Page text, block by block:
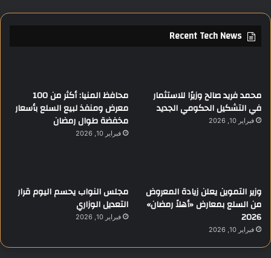
Recent Tech News
محمد فريد صالح وزيرًا للاستثمار
في التشكيل الحكومي الجديد
فبراير 10, 2026
محافظ المنيا: أكثر من 100
معرض ومنفذ لبيع السلع بأسعار
مخفضة طوال رمضان
فبراير 10, 2026
وزير التموين يعلن زيادة المعروض
من السلع بمعارض «أهلاً رمضان»
2026
فبراير 10, 2026
مجلس النواب يحسم اليوم قرار
التعديل الوزاري
فبراير 10, 2026